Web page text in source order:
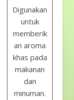
Digunakan
untuk
memberik
an aroma
khas pada
makanan
dan
minuman.